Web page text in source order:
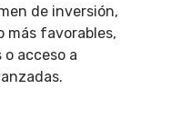
de inversión,
más favorables,
acceso a